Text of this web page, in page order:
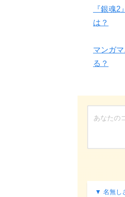
『銀魂
は？
マンガ
る？
名無し